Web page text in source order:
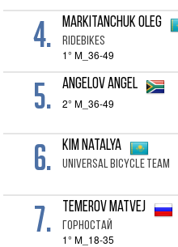
4. Markitanchuk Oleg
RideBikes
1° M_36-49
5. Angelov Angel
2° M_36-49
6. Kim Natalya
Universal Bicycle Team
7. Temerov Matvej
Горностай
1° M_18-35